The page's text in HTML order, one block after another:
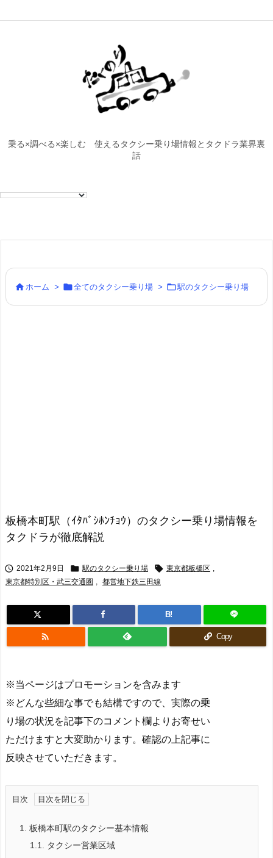
乗る×調べる×楽しむ 使えるタクシー乗り場情報とタクドラ業界裏
話
 ホーム > 全てのタクシー乗り場 > 駅のタクシー乗り場
板橋本町駅（ｲﾀﾊﾞｼﾎﾝﾁｮｳ）のタクシー乗り場情報を
タクドラが徹底解説
 2021年2月9日  駅のタクシー乗り場  東京都板橋区 ,
東京都特別区・武三交通圏 , 都営地下鉄三田線
B!
 Copy
※当ページはプロモーションを含みます
※どんな些細な事でも結構ですので、実際の乗
り場の状況を記事下のコメント欄よりお寄せい
ただけますと大変助かります。確認の上記事に
反映させていただきます。
目次
1.
板橋本町駅のタクシー基本情報
1.1.
タクシー営業区域